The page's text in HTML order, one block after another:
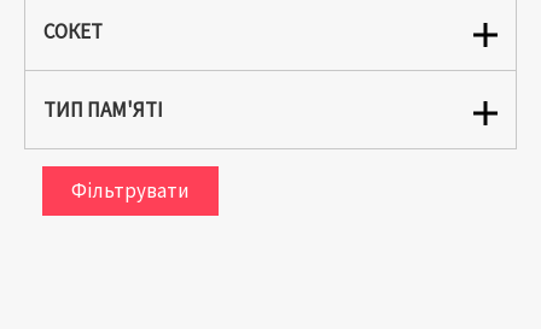
СОКЕТ
ТИП ПАМ'ЯТІ
Фільтрувати